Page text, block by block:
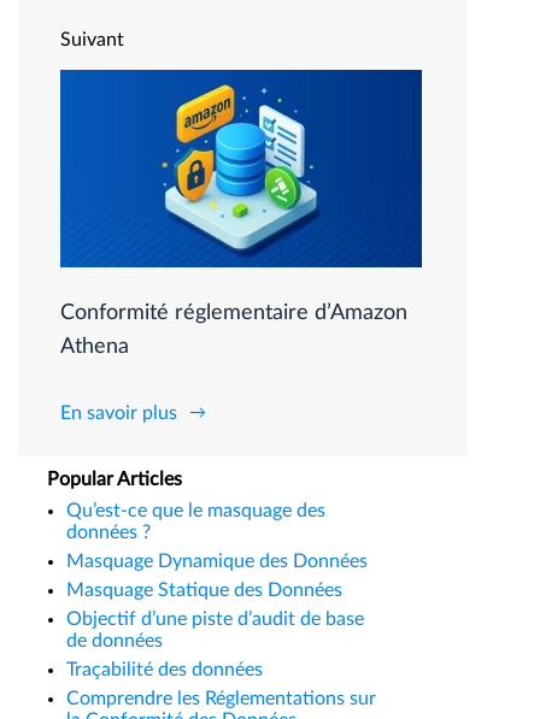
Suivant
Conformité réglementaire d’Amazon
Athena
En savoir plus
Popular Articles
Qu’est-ce que le masquage des
données ?
Masquage Dynamique des Données
Masquage Statique des Données
Objectif d’une piste d’audit de base
de données
Traçabilité des données
Comprendre les Réglementations sur